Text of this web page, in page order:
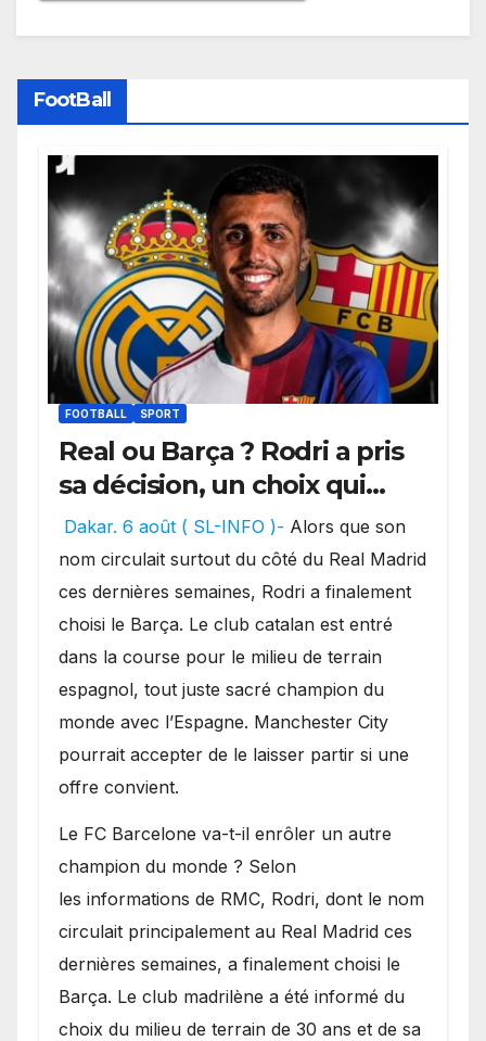
FootBall
FOOTBALL SPORT
Real ou Barça ? Rodri a pris
sa décision, un choix qui
pourrait faire grand bruit
sur le marché des
transferts.
Dakar. 6 août ( SL-INFO )- Alors que son
nom circulait surtout du côté du Real Madrid
ces dernières semaines, Rodri a finalement
choisi le Barça. Le club catalan est entré
dans la course pour le milieu de terrain
espagnol, tout juste sacré champion du
monde avec l’Espagne. Manchester City
pourrait accepter de le laisser partir si une
offre convient.
​Le FC Barcelone va-t-il enrôler un autre
champion du monde ? Selon
les informations de RMC, Rodri, dont le nom
circulait principalement au Real Madrid ces
dernières semaines, a finalement choisi le
Barça. Le club madrilène a été informé du
choix du milieu de terrain de 30 ans et de sa